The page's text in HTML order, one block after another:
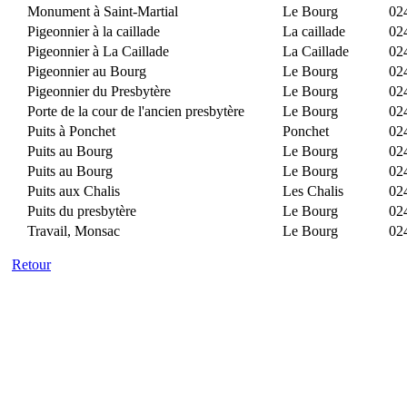
Monument à Saint-Martial
Le Bourg
Pigeonnier à la caillade
La caillade
Pigeonnier à La Caillade
La Caillade
Pigeonnier au Bourg
Le Bourg
Pigeonnier du Presbytère
Le Bourg
Porte de la cour de l'ancien presbytère
Le Bourg
Puits à Ponchet
Ponchet
Puits au Bourg
Le Bourg
Puits au Bourg
Le Bourg
Puits aux Chalis
Les Chalis
Puits du presbytère
Le Bourg
Travail, Monsac
Le Bourg
Retour